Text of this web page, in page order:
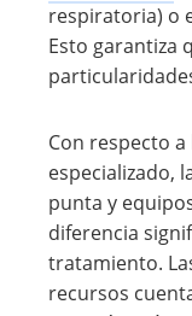
respiratoria) o
Esto garantiza
Con respecto
especializado,
punta y
diferencia
tratamiento.
recursos